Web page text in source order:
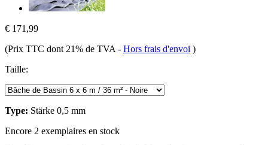
€ 171,99
(Prix TTC dont 21% de TVA - Hors frais d'envoi )
Taille:
Type: Stärke 0,5 mm
Encore 2 exemplaires en stock